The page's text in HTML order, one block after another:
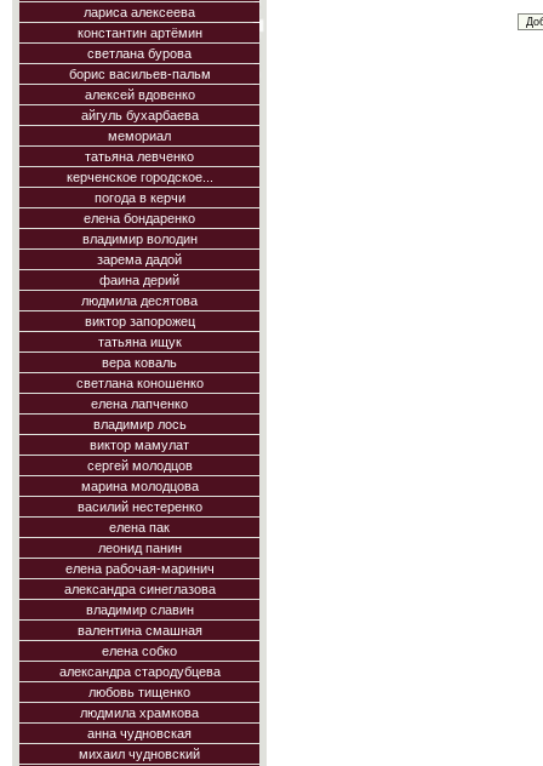
лариса алексеева
константин артёмин
светлана бурова
борис васильев-пальм
алексей вдовенко
айгуль бухарбаева
мемориал
татьяна левченко
керченское городское...
погода в керчи
елена бондаренко
владимир володин
зарема дадой
фаина дерий
людмила десятова
виктор запорожец
татьяна ищук
вера коваль
светлана коношенко
елена лапченко
владимир лось
виктор мамулат
сергей молодцов
марина молодцова
василий нестеренко
елена пак
леонид панин
елена рабочая-маринич
александра синеглазова
владимир славин
валентина смашная
елена собко
александра стародубцева
любовь тищенко
людмила храмкова
анна чудновская
михаил чудновский